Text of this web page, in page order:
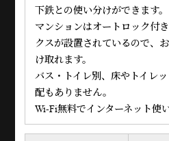
下鉄との使い分けができます。
マンションはオートロック付
クスが設置されているので、
け取れます。
バス・トイレ別、床やトイレ
配もありません。
Wi-Fi無料でインターネット使